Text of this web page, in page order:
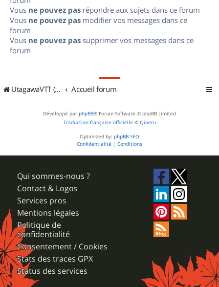
Vous ne pouvez pas répondre aux sujets dans ce forum
Vous ne pouvez pas modifier vos messages dans ce
forum
Vous ne pouvez pas supprimer vos messages dans ce
forum
UtagawaVTT (Randos VTT et VTTAE avec traces GPS) Accueil forum
Développé par phpBB® Forum Software © phpBB Limited
Traduction française officielle © Qiaeru
Optimized by: phpBB SEO
Confidentialité | Conditions
Qui sommes-nous ?
Contact & Logos
Services pros
Mentions légales
Politique de
confidentialité
Consentement / Cookies
Stats des traces GPX
Status des services